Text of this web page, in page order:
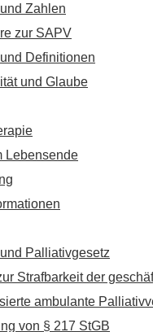
Zahlen
zur SAPV
Definitionen
und Glaube
Lebensende
Palliativgesetz
Strafbarkeit der
ambulante
von § 217 StGB